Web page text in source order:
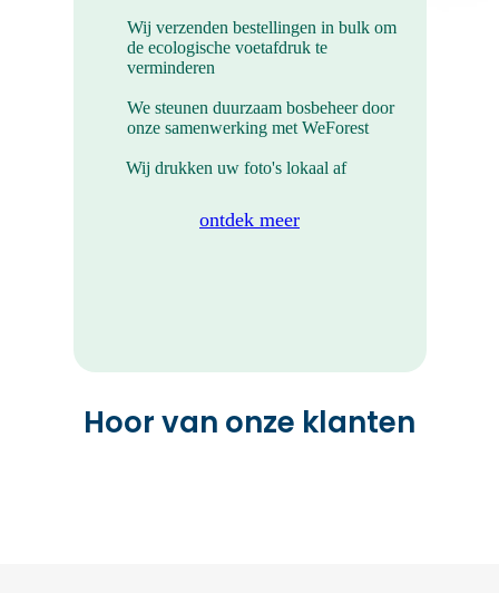
BEKIJK ALLE PRODUCTEN
Wij verzenden bestellingen in bulk om
de ecologische voetafdruk te
verminderen
We steunen duurzaam bosbeheer door
onze samenwerking met WeForest
Wij drukken uw foto's lokaal af
ontdek meer
Hoor van onze klanten